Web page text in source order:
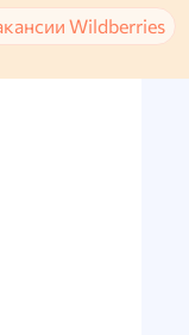
Wildberries